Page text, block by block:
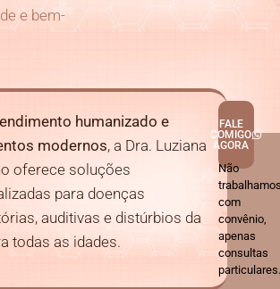
e bem-
humanizado e
modernos, a Dra. Luziana
oferece soluções
para doenças
auditivas e distúrbios da
todas as idades.
FALE
COMIGO
AGORA
Não
com
convênio,
apenas
consultas
particulares.